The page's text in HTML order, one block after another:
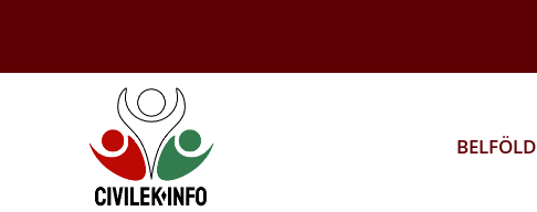
tartalomba
BELFÖLD